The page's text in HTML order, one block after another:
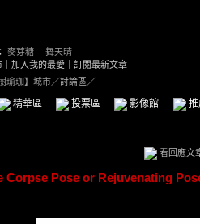
麥芽糖
舞天晴
加入我的最愛
訂閱最新文章
瑜珈】城市／討論區／
精華區 投票區 影像館
看回應文
Corpse Pose or Rejuvenating